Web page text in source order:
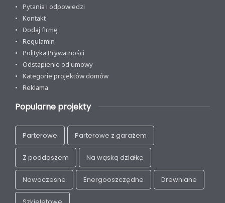
Pytania i odpowiedzi
Kontakt
Dodaj firmę
Regulamin
Polityka Prywatności
Odstąpienie od umowy
Kategorie projektów domów
Reklama
Popularne projekty
Parterowe Parterowe z garażem
Z poddaszem Na wąską działkę
Nowoczesne Energooszczędne Drewniane